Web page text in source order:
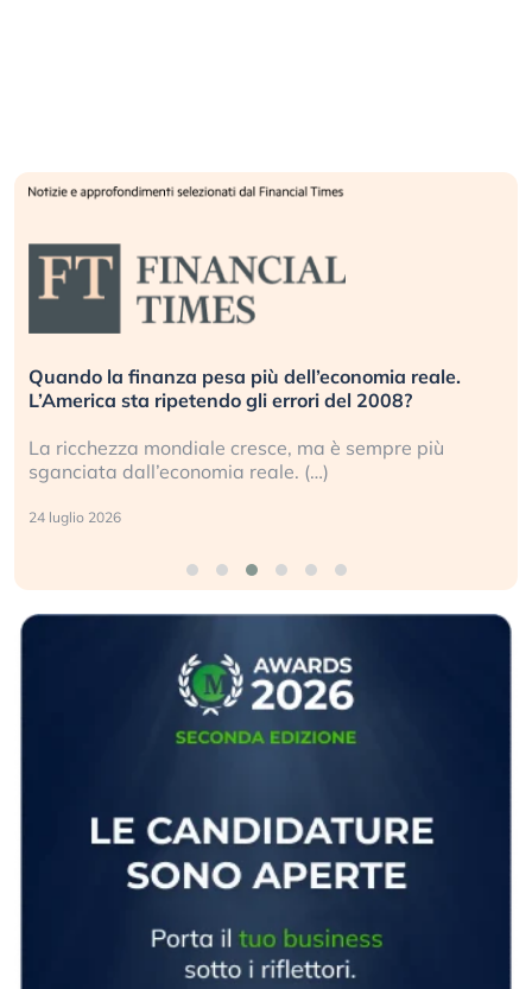
Quando la finanza pesa più dell’economia reale.
L’America sta ripetendo gli errori del 2008?
La ricchezza mondiale cresce, ma è sempre più
sganciata dall’economia reale. (…)
24 luglio 2026